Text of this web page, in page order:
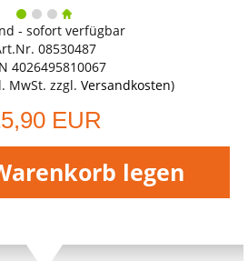
- sofort verfügbar
08530487
4026495810067
MwSt. zzgl. Versandkosten)
EUR
legen